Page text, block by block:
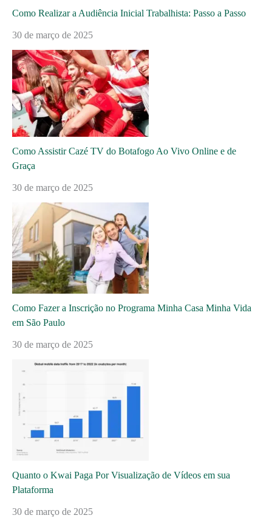
Como Realizar a Audiência Inicial Trabalhista: Passo a Passo
30 de março de 2025
Como Assistir Cazé TV do Botafogo Ao Vivo Online e de
Graça
30 de março de 2025
Como Fazer a Inscrição no Programa Minha Casa Minha Vida
em São Paulo
30 de março de 2025
Quanto o Kwai Paga Por Visualização de Vídeos em sua
Plataforma
30 de março de 2025